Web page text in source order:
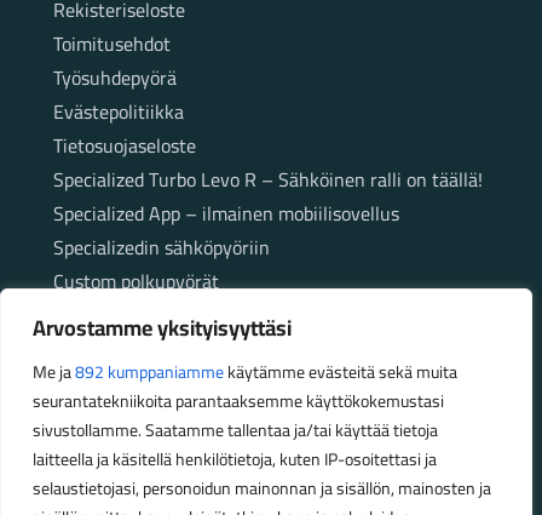
Arvostamme yksityisyyttäsi
Me ja892 kumppaniammekäytämme evästeitä sekä muita
seurantatekniikoita parantaaksemme käyttökokemustasi
sivustollamme. Saatamme tallentaa ja/tai käyttää tietoja
laitteella ja käsitellä henkilötietoja, kuten IP-osoitettasi ja
selaustietojasi, personoidun mainonnan ja sisällön, mainosten ja
Rekisteriseloste
Toimitusehdot
Työsuhdepyörä
Evästepolitiikka
Tietosuojaseloste
Specialized Turbo Levo R – Sähköinen ralli on täällä!
Specialized App – ilmainen mobiilisovellus
Specializedin sähköpyöriin
Custom polkupyörät
Fatbikellä helppoa ja huoletonta etenemistä
maastossa
Aukioloajat
Talvikauden aukioloajat (1.10.2025 – 28.2.2026)